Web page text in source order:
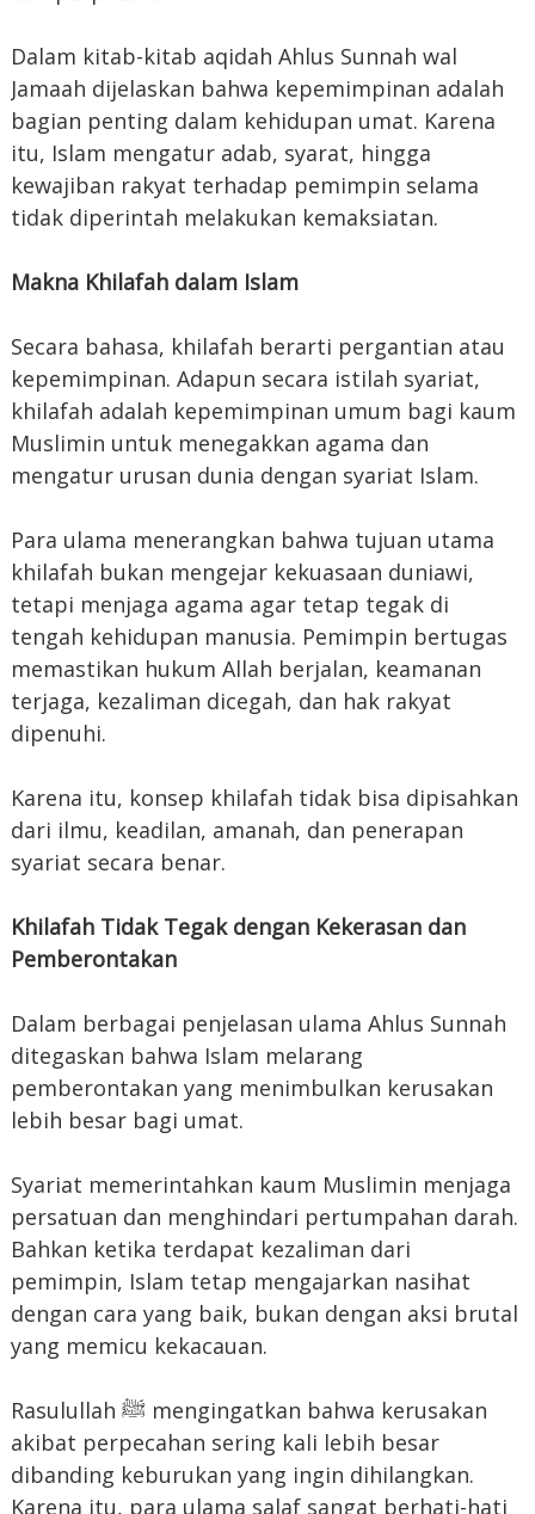
Dalam kitab-kitab aqidah Ahlus Sunnah wal
Jamaah dijelaskan bahwa kepemimpinan adalah
bagian penting dalam kehidupan umat. Karena
itu, Islam mengatur adab, syarat, hingga
kewajiban rakyat terhadap pemimpin selama
tidak diperintah melakukan kemaksiatan.
Makna Khilafah dalam Islam
Secara bahasa, khilafah berarti pergantian atau
kepemimpinan. Adapun secara istilah syariat,
khilafah adalah kepemimpinan umum bagi kaum
Muslimin untuk menegakkan agama dan
mengatur urusan dunia dengan syariat Islam.
Para ulama menerangkan bahwa tujuan utama
khilafah bukan mengejar kekuasaan duniawi,
tetapi menjaga agama agar tetap tegak di
tengah kehidupan manusia. Pemimpin bertugas
memastikan hukum Allah berjalan, keamanan
terjaga, kezaliman dicegah, dan hak rakyat
dipenuhi.
Karena itu, konsep khilafah tidak bisa dipisahkan
dari ilmu, keadilan, amanah, dan penerapan
syariat secara benar.
Khilafah Tidak Tegak dengan Kekerasan dan
Pemberontakan
Dalam berbagai penjelasan ulama Ahlus Sunnah
ditegaskan bahwa Islam melarang
pemberontakan yang menimbulkan kerusakan
lebih besar bagi umat.
Syariat memerintahkan kaum Muslimin menjaga
persatuan dan menghindari pertumpahan darah.
Bahkan ketika terdapat kezaliman dari
pemimpin, Islam tetap mengajarkan nasihat
dengan cara yang baik, bukan dengan aksi brutal
yang memicu kekacauan.
Rasulullah ﷺ mengingatkan bahwa kerusakan
akibat perpecahan sering kali lebih besar
dibanding keburukan yang ingin dihilangkan.
Karena itu, para ulama salaf sangat berhati-hati